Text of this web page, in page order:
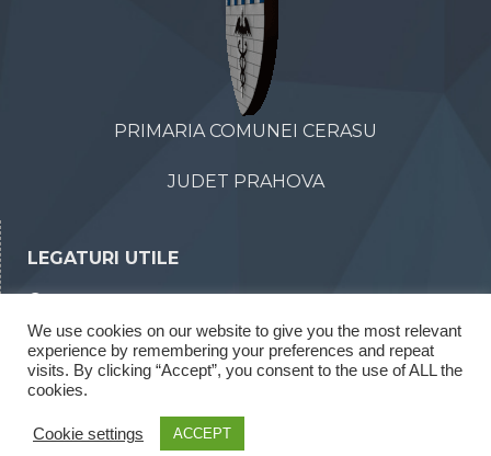
PRIMARIA COMUNEI CERASU
JUDET PRAHOVA
LEGATURI UTILE
Declaratii de interese
Rapoarte legea 52/2003
We use cookies on our website to give you the most relevant
experience by remembering your preferences and repeat
visits. By clicking “Accept”, you consent to the use of ALL the
cookies.
Cookie settings ACCEPT